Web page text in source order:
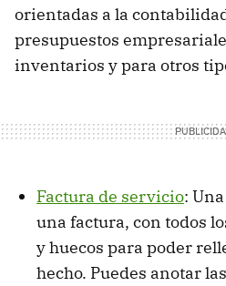
orientadas a la
presupuestos
inventarios y para otros
Factura de servicio:
una factura, con todos
y huecos para poder
hecho. Puedes anotar